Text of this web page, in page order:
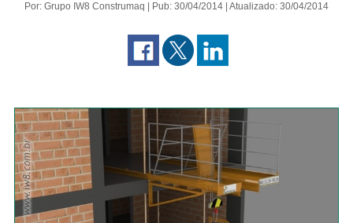
Por: Grupo IW8 Construmaq | Pub: 30/04/2014 | Atualizado: 30/04/2014